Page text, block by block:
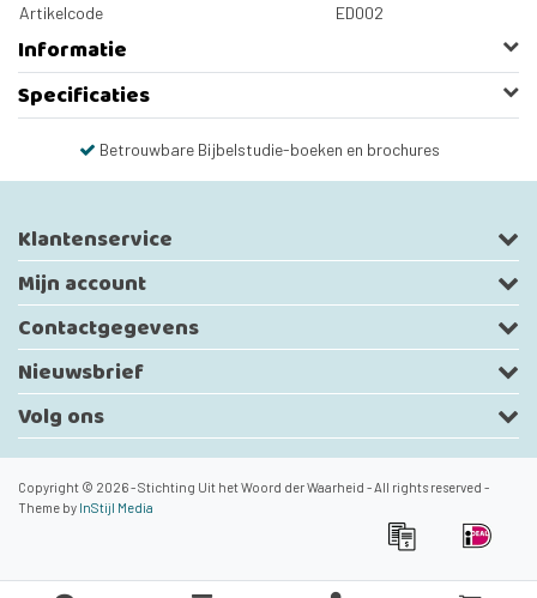
Artikelcode ED002
Informatie
Specificaties
Betrouwbare Bijbelstudie-boeken en brochures
Klantenservice
Mijn account
Contactgegevens
Nieuwsbrief
Volg ons
Copyright © 2026 - Stichting Uit het Woord der Waarheid - All rights reserved -
Theme by InStijl Media